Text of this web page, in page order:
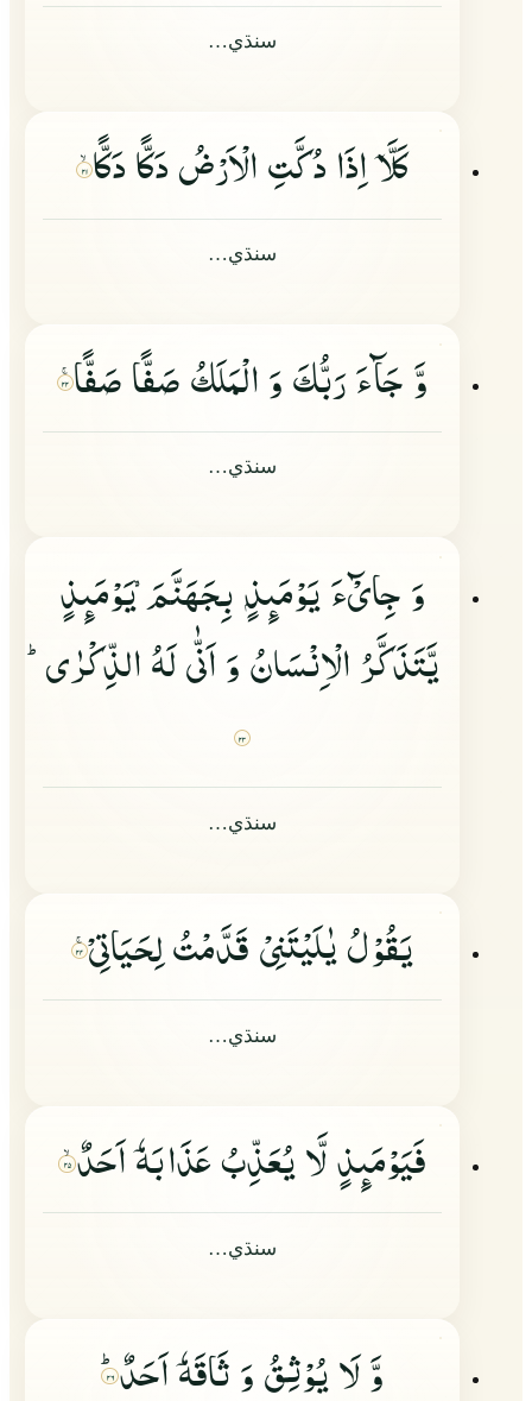
سنڌي…
كَلَّااِذَا دُكَّتِ الْاَرْضُ دَكًّا دَكًّا ۲۱
سنڌي…
وَّ جَآءَ رَبُّكَ وَ الْمَلَكُ صَفًّا صَفًّا ۲۲
سنڌي…
وَ جِایْٓءَ یَوْمَىِٕذٍ بِجَهَنَّمَ یَوْمَىِٕذٍ
یَّتَذَكَّرُ الْاِنْسَانُ وَ اَنّٰى لَهُ الذِّكْرٰىؕ
۲۳
سنڌي…
یَقُوْلُ یٰلَیْتَنِیْ قَدَّمْتُ لِحَیَاتِیْ ۲۴
سنڌي…
فَیَوْمَىِٕذٍ لَّا یُعَذِّبُ عَذَابَهٗاَحَدٌ ۲۵
سنڌي…
وَّ لَا یُوْثِقُ وَ ثَاقَهٗاَحَدٌؕ ۲۶